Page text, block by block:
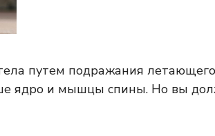
путем подражания
ядро ​​и мышцы спины. Но вы